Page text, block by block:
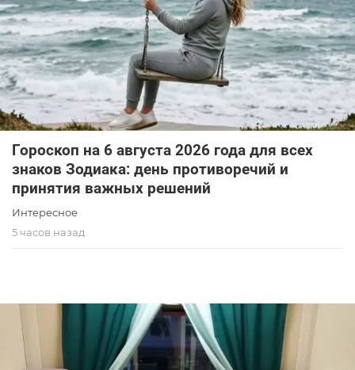
Гороскоп на 6 августа 2026 года для всех
знаков Зодиака: день противоречий и
принятия важных решений
Интересное
5 часов назад